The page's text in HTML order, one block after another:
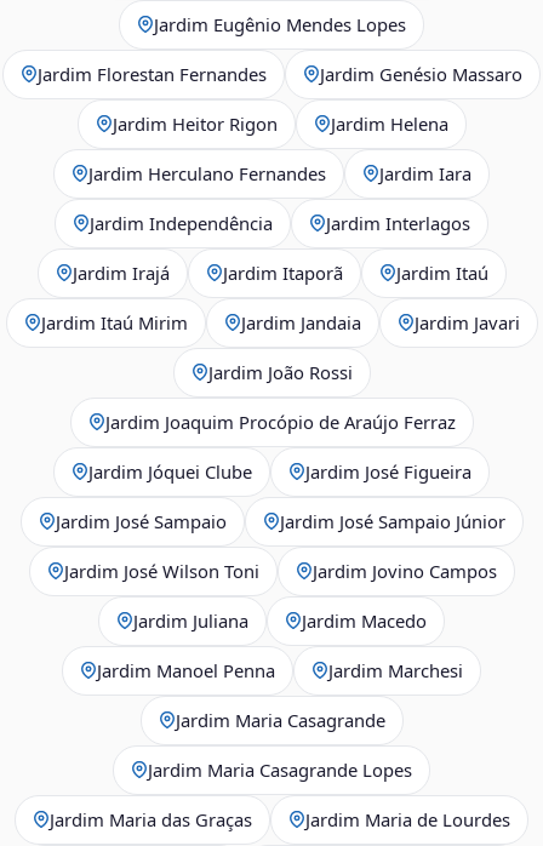
Jardim Eugênio Mendes Lopes
Jardim Florestan Fernandes Jardim Genésio Massaro
Jardim Heitor Rigon Jardim Helena
Jardim Herculano Fernandes Jardim Iara
Jardim Independência Jardim Interlagos
Jardim Irajá Jardim Itaporã Jardim Itaú
Jardim Itaú Mirim Jardim Jandaia Jardim Javari
Jardim João Rossi
Jardim Joaquim Procópio de Araújo Ferraz
Jardim Jóquei Clube Jardim José Figueira
Jardim José Sampaio Jardim José Sampaio Júnior
Jardim José Wilson Toni Jardim Jovino Campos
Jardim Juliana Jardim Macedo
Jardim Manoel Penna Jardim Marchesi
Jardim Maria Casagrande
Jardim Maria Casagrande Lopes
Jardim Maria das Graças Jardim Maria de Lourdes